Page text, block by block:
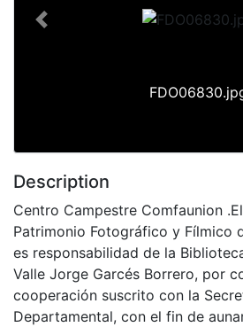
Previous
Description
Centro Campestre Comfaunion
Patrimonio Fotográfico y Fílmico
es responsabilidad de la
Valle Jorge Garcés Borrero, por
cooperación suscrito con la
Departamental, con el fin de